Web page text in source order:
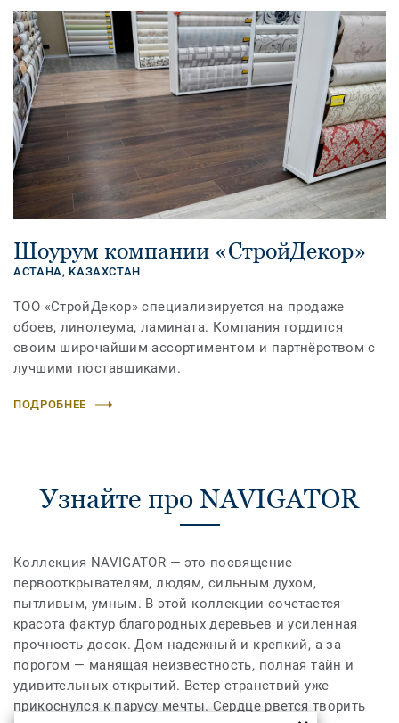
Шоурум компании «СтройДекор»
АСТАНА, KАЗАХСТАН
ТОО «СтройДекор» специализируется на продаже
обоев, линолеума, ламината. Компания гордится
своим широчайшим ассортиментом и партнёрством с
лучшими поставщиками.
ПОДРОБНЕЕ
Узнайте про NAVIGATOR
Коллекция NAVIGATOR — это посвящение
первооткрывателям, людям, сильным духом,
пытливым, умным. В этой коллекции сочетается
красота фактур благородных деревьев и усиленная
прочность досок. Дом надежный и крепкий, а за
порогом — манящая неизвестность, полная тайн и
удивительных открытий. Ветер странствий уже
прикоснулся к парусу мечты. Сердце рвется творить